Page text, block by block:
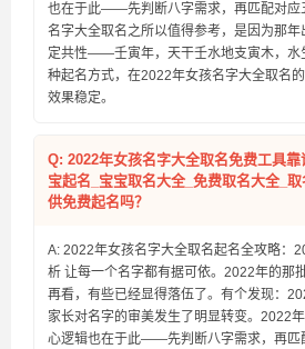
也在于此——先判断八字需求，再匹配对应
名字大全取名之所以值得参考，是因为那
定共性——壬寅年，天干壬水地支寅木，水
种起名方式，在2022年女孩名字大全取名的
效果稳定。
Q: 2022年女孩名字大全取名免费工具
宝起名_宝宝取名大全_免费取名大全_
供免费起名吗？
A: 2022年女孩名字大全取名起名全攻略：
析 让每一个名字都有据可依。2022年的那
再看，有些已经显得落伍了。有个发现：
家长对名字的审美发生了明显转变。2022
心逻辑也在于此——先判断八字需求，再匹